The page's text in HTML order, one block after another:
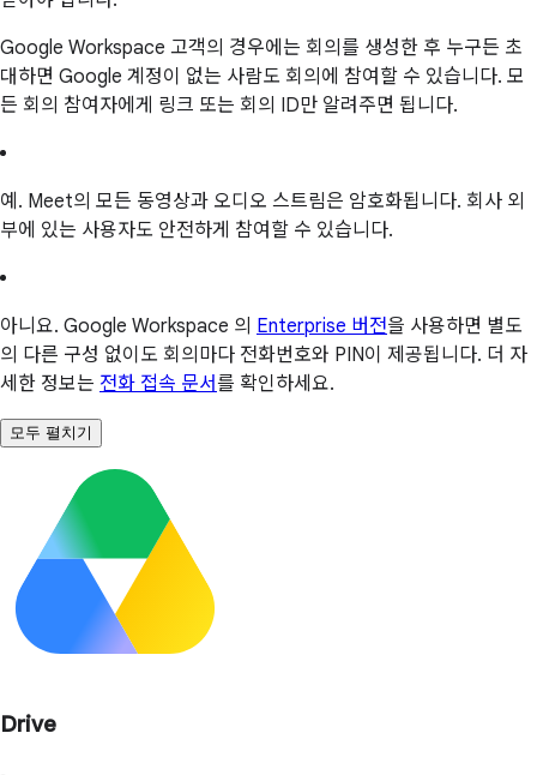
Google Workspace 고객의 경우에는 회의를 생성한 후 누구든 초
대하면 Google 계정이 없는 사람도 회의에 참여할 수 있습니다. 모
든 회의 참여자에게 링크 또는 회의 ID만 알려주면 됩니다.
예. Meet의 모든 동영상과 오디오 스트림은 암호화됩니다. 회사 외
부에 있는 사용자도 안전하게 참여할 수 있습니다.
아니요. Google Workspace 의 Enterprise 버전을 사용하면 별도
의 다른 구성 없이도 회의마다 전화번호와 PIN이 제공됩니다. 더 자
세한 정보는 전화 접속 문서를 확인하세요.
모두 펼치기
Drive